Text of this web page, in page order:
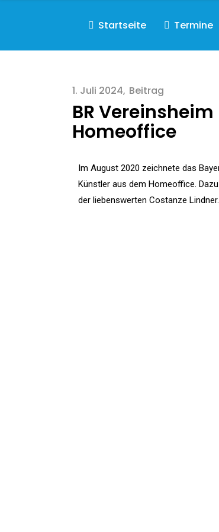
Startseite Termine
1. Juli 2024 Beitrag
BR
Homeoffice
Im August 2020 zeichnete das
Künstler aus dem Homeoffice.
der liebenswerten Costanze Lindner.